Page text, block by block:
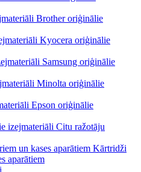
Brother oriģinālie
Kyocera oriģinālie
Samsung oriģinālie
Minolta oriģinālie
Epson oriģinālie
Citu ražotāju
Kārtridži
aparātiem